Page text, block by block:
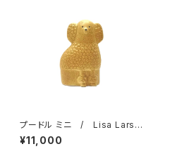
プードル ミニ / Lisa Larso
n リサ・ラーソン
¥11,000